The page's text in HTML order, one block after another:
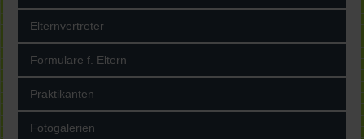
Elternvertreter
Formulare f. Eltern
Praktikanten
Fotogalerien